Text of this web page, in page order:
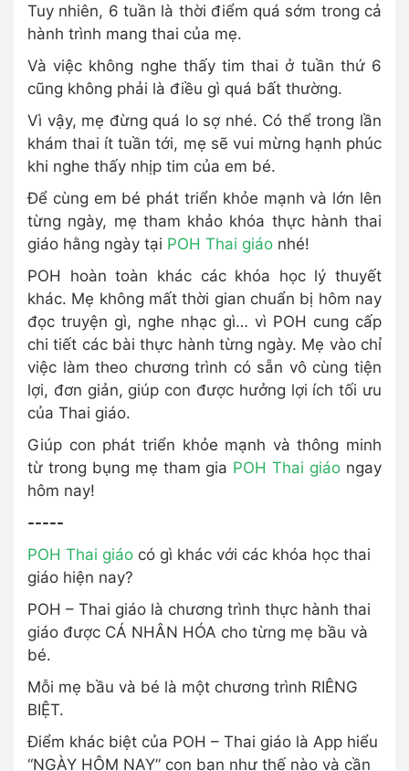
Tuy nhiên, 6 tuần là thời điểm quá sớm trong cả
hành trình mang thai của mẹ.
Và việc không nghe thấy tim thai ở tuần thứ 6
cũng không phải là điều gì quá bất thường.
Vì vậy, mẹ đừng quá lo sợ nhé. Có thể trong lần
khám thai ít tuần tới, mẹ sẽ vui mừng hạnh phúc
khi nghe thấy nhịp tim của em bé.
Để cùng em bé phát triển khỏe mạnh và lớn lên
từng ngày, mẹ tham khảo khóa thực hành thai
giáo hằng ngày tại POH Thai giáo nhé!
POH hoàn toàn khác các khóa học lý thuyết
khác. Mẹ không mất thời gian chuẩn bị hôm nay
đọc truyện gì, nghe nhạc gì… vì POH cung cấp
chi tiết các bài thực hành từng ngày. Mẹ vào chỉ
việc làm theo chương trình có sẵn vô cùng tiện
lợi, đơn giản, giúp con được hưởng lợi ích tối ưu
của Thai giáo.
Giúp con phát triển khỏe mạnh và thông minh
từ trong bụng mẹ tham gia POH Thai giáo ngay
hôm nay!
-----
POH Thai giáo có gì khác với các khóa học thai
giáo hiện nay?
POH – Thai giáo là chương trình thực hành thai
giáo được CÁ NHÂN HÓA cho từng mẹ bầu và
bé.
Mỗi mẹ bầu và bé là một chương trình RIÊNG
BIỆT.
Điểm khác biệt của POH – Thai giáo là App hiểu
“NGÀY HÔM NAY” con bạn như thế nào và cần